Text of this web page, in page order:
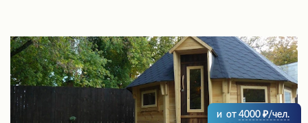
и от 4000
/чел.